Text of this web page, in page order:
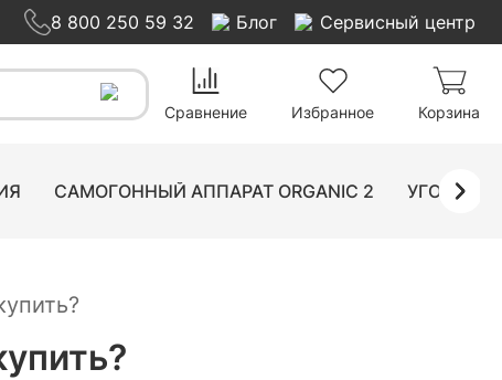
8 800 250 59 32 Блог Сервисный центр
Сравнение Избранное Корзина
САМОГОННЫЙ АППАРАТ ORGANIC 2